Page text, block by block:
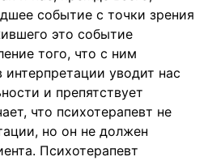
событие с точки зрения
это событие
того, что с ним
уводит нас
и препятствует
что психотерапевт не
но он не должен
Психотерапевт